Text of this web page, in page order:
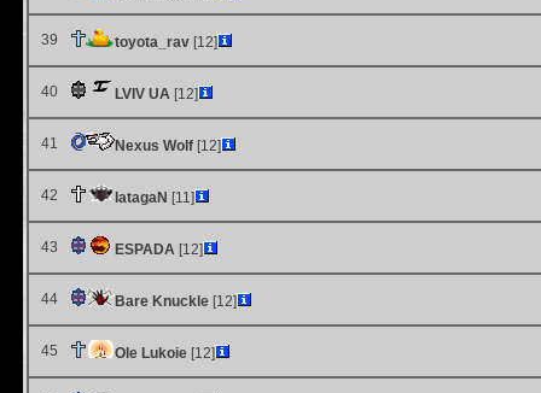
39 toyota_rav [12]
40 LVIV UA [12]
41 Nexus Wolf [12]
42 IatagaN [11]
43 ESPADA [12]
44 Bare Knuckle [12]
45 Ole Lukoie [12]